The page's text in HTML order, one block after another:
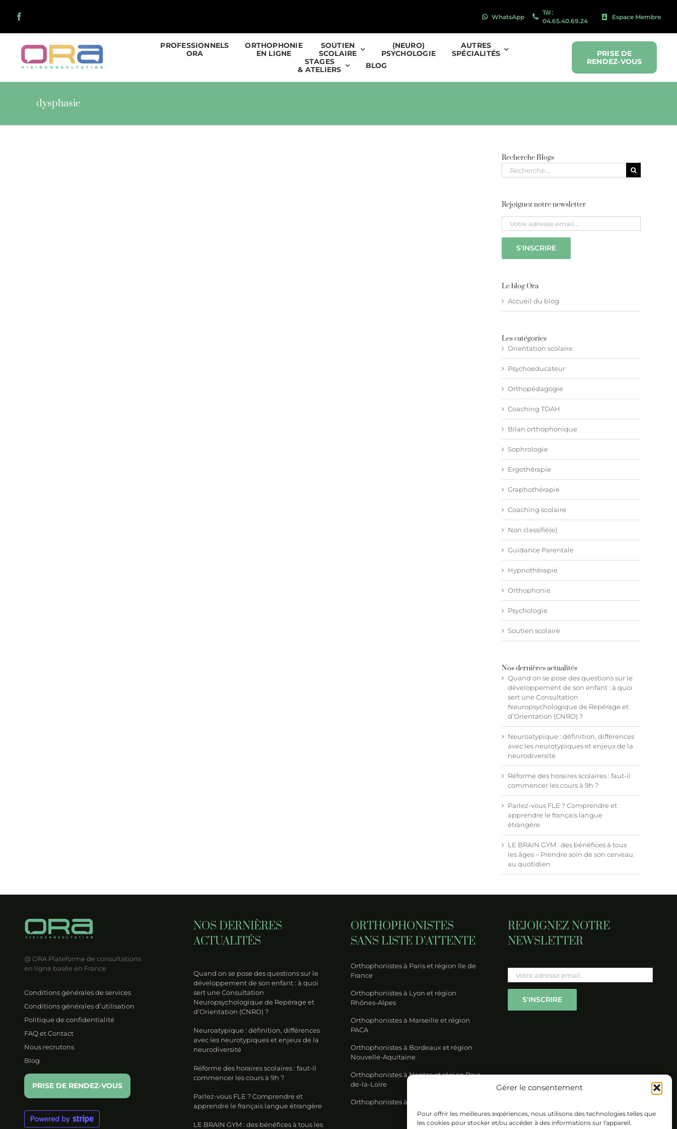
Gérer le consentement
Pour offrir les meilleures expériences, nous utilisons des technologies telles que
les cookies pour stocker et/ou accéder à des informations sur l'appareil.
content
WhatsApp
Tél :
04.65.40.69.24
Espace Membre
PROFESSIONNELS
ORA
ORTHOPHONIE
EN LIGNE
SOUTIEN
SCOLAIRE
(NEURO)
PSYCHOLOGIE
AUTRES
SPÉCIALITÉS
STAGES
& ATELIERS
BLOG
PRISE DE
RENDEZ-VOUS
dysphasie
Recherche Blogs
Recherche
pour
Rejoignez notre newsletter
Please leave this field empty.
Le blog Ora
Accueil du blog
Les catégories
Orientation scolaire
Psychoeducateur
Orthopédagogie
Coaching TDAH
Bilan orthophonique
Sophrologie
Ergothérapie
Graphothérapie
Coaching scolaire
Non classifié(e)
Guidance Parentale
Hypnothérapie
Orthophonie
Psychologie
Soutien scolaire
Nos dernières actualités
Quand on se pose des questions sur le
développement de son enfant : à quoi
sert une Consultation
Neuropsychologique de Repérage et
d’Orientation (CNRO) ?
Neuroatypique : définition, différences
avec les neurotypiques et enjeux de la
neurodiversité
Réforme des horaires scolaires : faut-il
commencer les cours à 9h ?
Parlez-vous FLE ? Comprendre et
apprendre le français langue
étrangère
LE BRAIN GYM : des bénéfices à tous
les âges – Prendre soin de son cerveau
au quotidien
@ ORA Plateforme de consultations
en ligne basée en France
Conditions générales de services
Conditions générales d’utilisation
Politique de confidentialité
FAQ et Contact
Nous recrutons
Blog
PRISE DE RENDEZ-VOUS
NOS DERNIÈRES
ACTUALITÉS
Quand on se pose des questions sur le
développement de son enfant : à quoi
sert une Consultation
Neuropsychologique de Repérage et
d’Orientation (CNRO) ?
Neuroatypique : définition, différences
avec les neurotypiques et enjeux de la
neurodiversité
Réforme des horaires scolaires : faut-il
commencer les cours à 9h ?
Parlez-vous FLE ? Comprendre et
apprendre le français langue étrangère
LE BRAIN GYM : des bénéfices à tous les
ORTHOPHONISTES
SANS LISTE D’ATTENTE
Orthophonistes à Paris et région Ile de
France
Orthophonistes à Lyon et région
Rhônes-Alpes
Orthophonistes à Marseille et région
PACA
Orthophonistes à Bordeaux et région
Nouvelle-Aquitaine
Orthophonistes à Nantes et région Pays-
de-la-Loire
Orthophonistes à Lille et région Nord
REJOIGNEZ NOTRE
NEWSLETTER
Please leave this field empty.